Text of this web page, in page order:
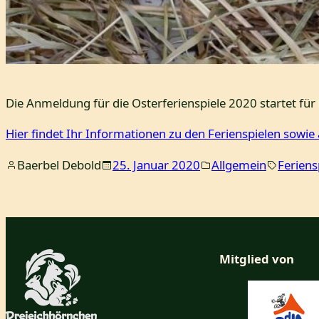
Die Anmeldung für die Osterferienspiele 2020 startet
Hier findet Ihr Informationen zu den Ferienspielen
Baerbel Debold
25. Januar 2020 Allgemein
Mitglied von